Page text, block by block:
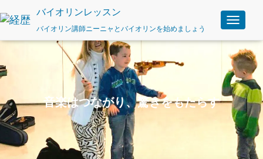
バイオリンレッスン
バイオリン講師ニーニャとバイオリンを始めましょう
ナ
ビ
ゲ
ー
シ
ョ
ン
の
切
り
替
え
音楽はつながり、驚きをもたらす